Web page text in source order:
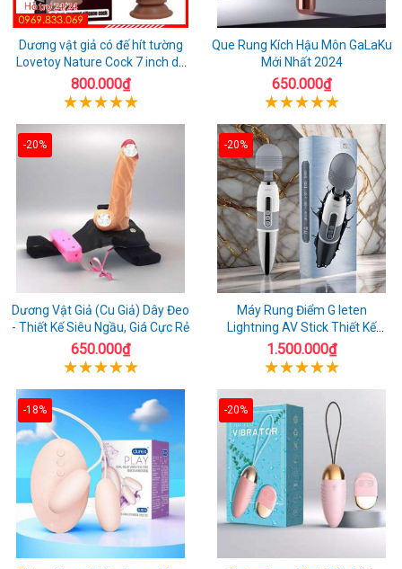
Dương vật giả có đế hít tường
Lovetoy Nature Cock 7 inch da
đen
800.000₫
Que Rung Kích Hậu Môn GaLaKu
Mới Nhất 2024
650.000₫
-20%
Dương Vật Giả (Cu Giả) Dây Đeo
- Thiết Kế Siêu Ngầu, Giá Cực Rẻ
650.000₫
-20%
Máy Rung Điểm G leten
Lightning AV Stick Thiết Kế
Thông Minh
1.500.000₫
-18% -20%